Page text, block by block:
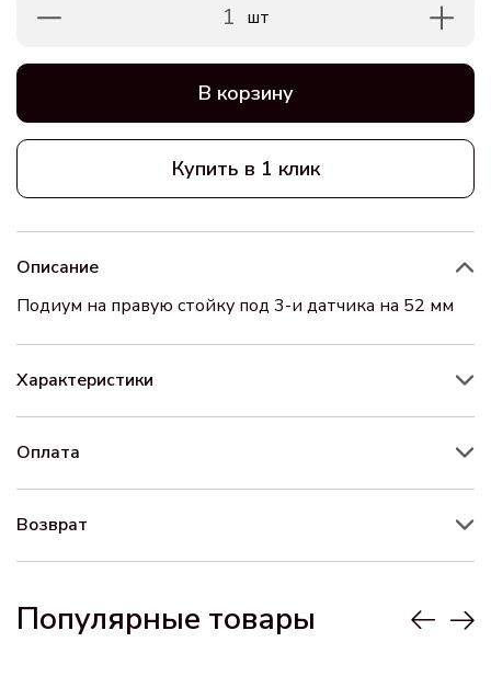
1 шт
В корзину
Купить в 1 клик
Описание
Подиум на правую стойку под 3-и датчика на 52 мм
Характеристики
Оплата
Возврат
Популярные товары